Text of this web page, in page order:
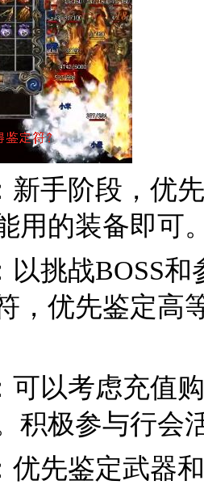
新手阶段，优
用的装备即可
以挑战BOSS
，优先鉴定高
可以考虑充值
积极参与行会
优先鉴定武器